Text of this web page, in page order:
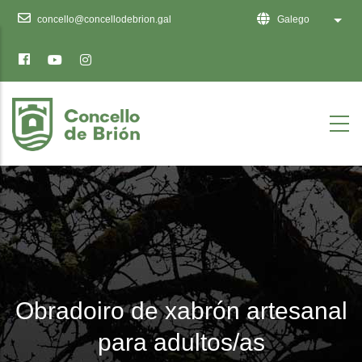
sitio
web
inclúe
un
sistema
de
accesibilidade.
concello@concellodebrion.gal Galego List
Obradoiro de xabrón artesanal
para adultos/as